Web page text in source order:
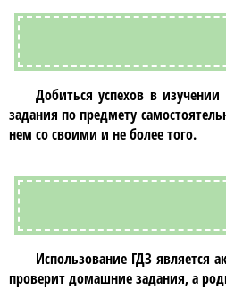
Добиться успехов в изучении
задания по предмету
нем со своими и не более того.
Использование ГДЗ является
проверит домашние задания, а